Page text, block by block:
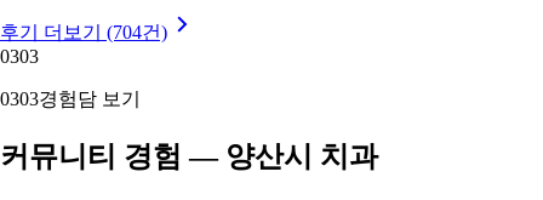
후기 더보기 (704건)
0303
0303경험담 보기
커뮤니티 경험 — 양산시 치과